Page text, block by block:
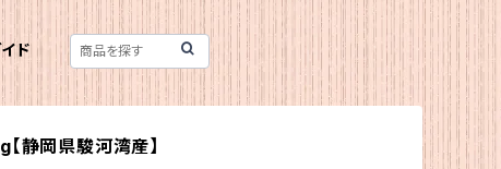
ド
静岡県駿河湾産】